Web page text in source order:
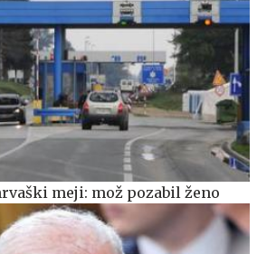
meji: mož pozabil ženo